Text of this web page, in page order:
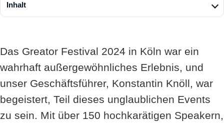
Inhalt
Das Greator Festival 2024 in Köln war ein
wahrhaft außergewöhnliches Erlebnis, und
unser Geschäftsführer, Konstantin Knöll, war
begeistert, Teil dieses unglaublichen Events
zu sein. Mit über 150 hochkarätigen Speakern,